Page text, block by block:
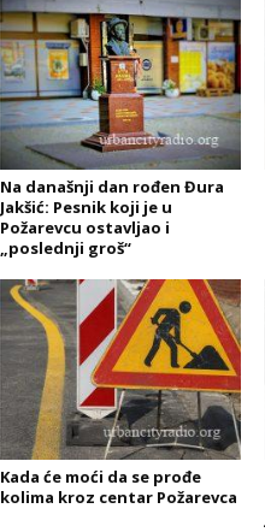
Na današnji dan rođen Đura
Jakšić: Pesnik koji je u
Požarevcu ostavljao i
„poslednji groš“
Kada će moći da se prođe
kolima kroz centar Požarevca